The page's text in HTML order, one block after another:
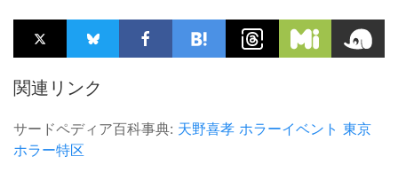
関連リンク
サードペディア百科事典: 天野喜孝 ホラーイベント 東京
ホラー特区